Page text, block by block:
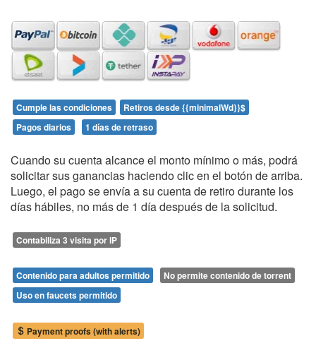
Cumple las condiciones
Retiros desde {{minimalWd}}$
Pagos diarios
1 días de retraso
Cuando su cuenta alcance el monto mínimo o más, podrá
solicitar sus ganancias haciendo clic en el botón de arriba.
Luego, el pago se envía a su cuenta de retiro durante los
días hábiles, no más de 1 día después de la solicitud.
Contabiliza 3 visita por IP
Contenido para adultos permitido
No permite contenido de torrent
Uso en faucets permitido
Payment proofs (with alerts)